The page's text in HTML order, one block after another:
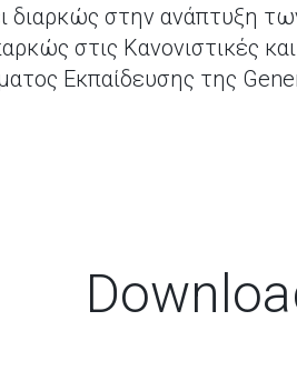
διαρκώς στην ανάπτυξη
στις Κανονιστικές
Εκπαίδευσης της